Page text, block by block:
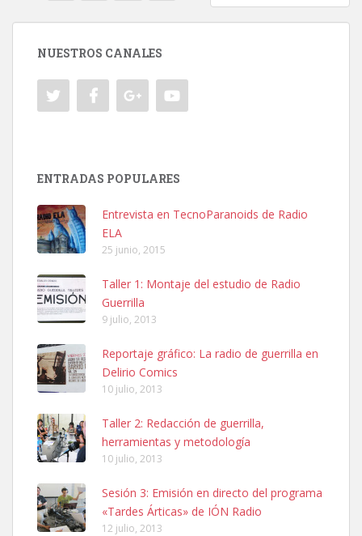
ENTRADAS
NUESTROS CANALES
ENTRADAS POPULARES
Entrevista en TecnoParanoids de Radio
ELA
25 junio, 2015
Taller 1: Montaje del estudio de Radio
Guerrilla
9 julio, 2013
Reportaje gráfico: La radio de guerrilla en
Delirio Comics
10 julio, 2013
Taller 2: Redacción de guerrilla,
herramientas y metodología
10 julio, 2013
Sesión 3: Emisión en directo del programa
«Tardes Árticas» de IÓN Radio
12 julio, 2013